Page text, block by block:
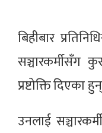
बिहीबार
सञ्चारकर्मीसँग
प्रष्टोक्ति दिएका
उनलाई